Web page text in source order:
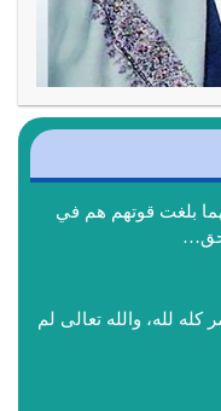
بلغت قوتهم هم في
لله، والله تعالى لم